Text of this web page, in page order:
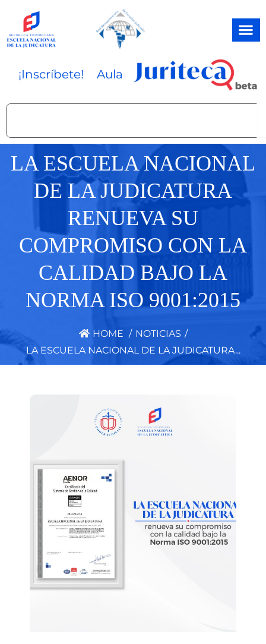
contenido
¡Inscríbete! Aula
Search
LA ESCUELA NACIONAL
DE LA JUDICATURA
RENUEVA SU
COMPROMISO CON LA
CALIDAD BAJO LA
NORMA ISO 9001:2015
HOME / NOTICIAS /
LA ESCUELA NACIONAL DE LA JUDICATURA...